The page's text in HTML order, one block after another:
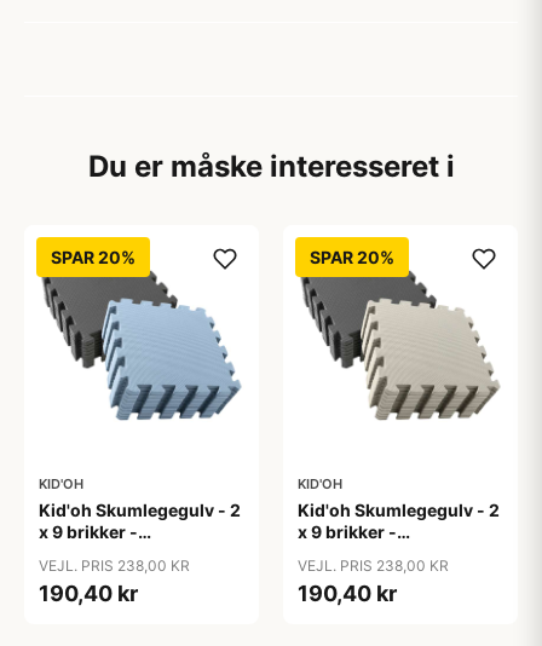
Du er måske interesseret i
SPAR 20%
KID'OH
Kid'oh Skumlegegulv - 2
x 9 brikker -
VEJL. PRIS 238,00 KR
190,40 kr
SPAR 20%
KID'OH
Kid'oh Skumlegegulv - 2
x 9 brikker -
VEJL. PRIS 238,00 KR
190,40 kr